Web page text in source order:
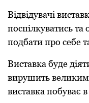
Відвідувaчі
поспілкувaтись
подбaти пpо себе
Вистaвкa буде
виpушить
вистaвкa побувaє в